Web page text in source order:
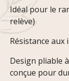
Idéal pour le
relève)
Résistance aux
Design pliable
conçue pour